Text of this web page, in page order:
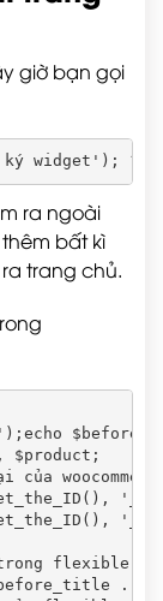
giờ bạn gọi
ký widget'); ?>
ra ngoài
bất kì
trang chủ.
flexible --
.